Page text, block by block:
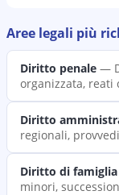
Aree legali più
Diritto penale —
organizzata, reati
Diritto
regionali,
Diritto di famiglia
minori,